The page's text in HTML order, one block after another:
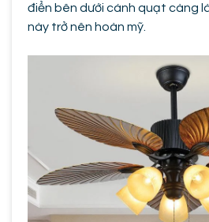
điển bên dưới cánh quạt càng
này trở nên hoàn mỹ.